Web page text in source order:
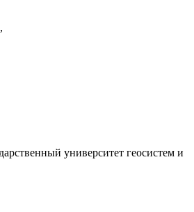
университет геосистем и